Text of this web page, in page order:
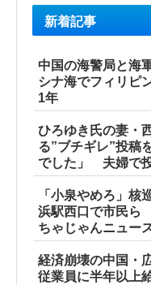
新着記事
中国の海警局と海
シナ海でフィリピ
1年
ひろゆき氏の妻・
る”ブチギレ”投稿
でした」 夫婦で
「小泉やめろ」核
浜駅西口で市民ら
ちゃじゃんニュー
経済崩壊の中国・
従業員に半年以上